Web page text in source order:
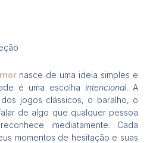
nasce de uma ideia simples e
é uma escolha intencional. A
jogos clássicos, o baralho, o
de algo que qualquer pessoa
imediatamente. Cada
momentos de hesitação e suas